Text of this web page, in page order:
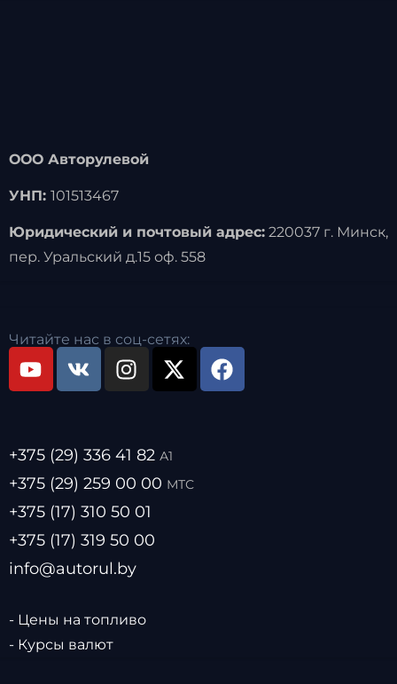
ООО Авторулевой
УНП: 101513467
Юридический и почтовый адрес:220037 г. Минск,
пер. Уральский д.15 оф. 558
Читайте нас в соц-сетях:
+375 (29) 336 41 82 А1
+375 (29) 259 00 00 МТС
+375 (17) 310 50 01
+375 (17) 319 50 00
info@autorul.by
- Цены на топливо
- Курсы валют